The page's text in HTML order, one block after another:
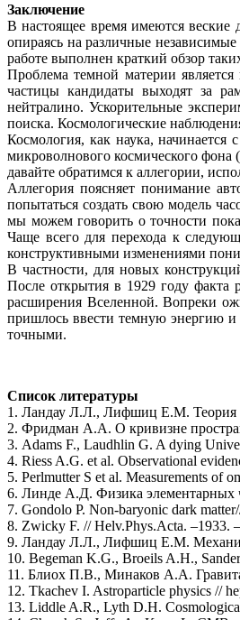
Заключение
В настоящее время имеются веские
опираясь на различные
работе выполнен краткий обзор
Проблема темной материи
частицы кандидаты выходят за
нейтралино. Ускорительные
поиска. Космологические
Космология, как наука,
микроволнового космического фона
давайте обратимся к аллегории,
Аллегория поясняет понимание
попытаться создать свою модель
мы можем говорить о точности
Чаще всего для перехода к
конструктивными изменениями
В частности, для новых
После открытия в 1929 году факта
расширения Вселенной. Вопреки
пришлось ввести темную энергию и
точными.
Список литературы
1. Ландау Л.Л., Лифшиц Е.М. Теория
2. Фридман А.А. О кривизне
3. Adams F., Laudhlin G. A dying
4. Riess A.G. et al. Observational
5. Perlmutter S et al. Measurements of
6. Линде А.Д. Физика элементарных
7. Gondolo P. Non-baryonic dark
8. Zwicky F. // Helv.Phys.Acta. –1933.
9. Ландау Л.Л., Лифшиц Е.М.
10. Begeman K.G., Broeils A.H.,
11. Блиох П.В., Минаков А.А.
12. Tkachev I. Astroparticle physics //
13. Liddle A.R., Lyth D.H.